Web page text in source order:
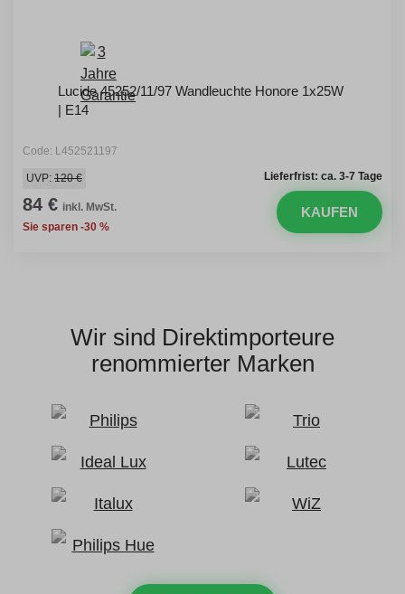
Lucide 45252/11/97 Wandleuchte Honore 1x25W
| E14
Code: L452521197
Lieferfrist: ca. 3-7 Tage
UVP: 120 €
84 € inkl. MwSt.
Sie sparen -30 %
KAUFEN
Wir sind Direktimporteure
renommierter Marken